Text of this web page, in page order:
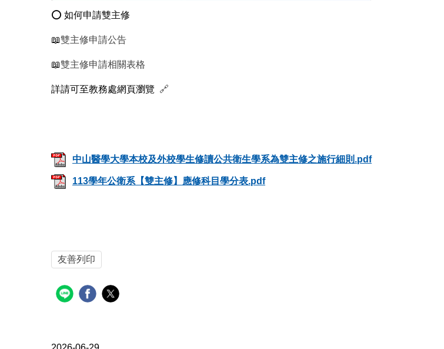
⭕️ 如何申請雙主修
📖雙主修申請公告
📖雙主修申請相關表格
詳請可至教務處網頁瀏覽 🔗
中山醫學大學本校及外校學生修讀公共衛生學系為雙主修之施行細則.pdf
113學年公衛系【雙主修】應修科目學分表.pdf
友善列印